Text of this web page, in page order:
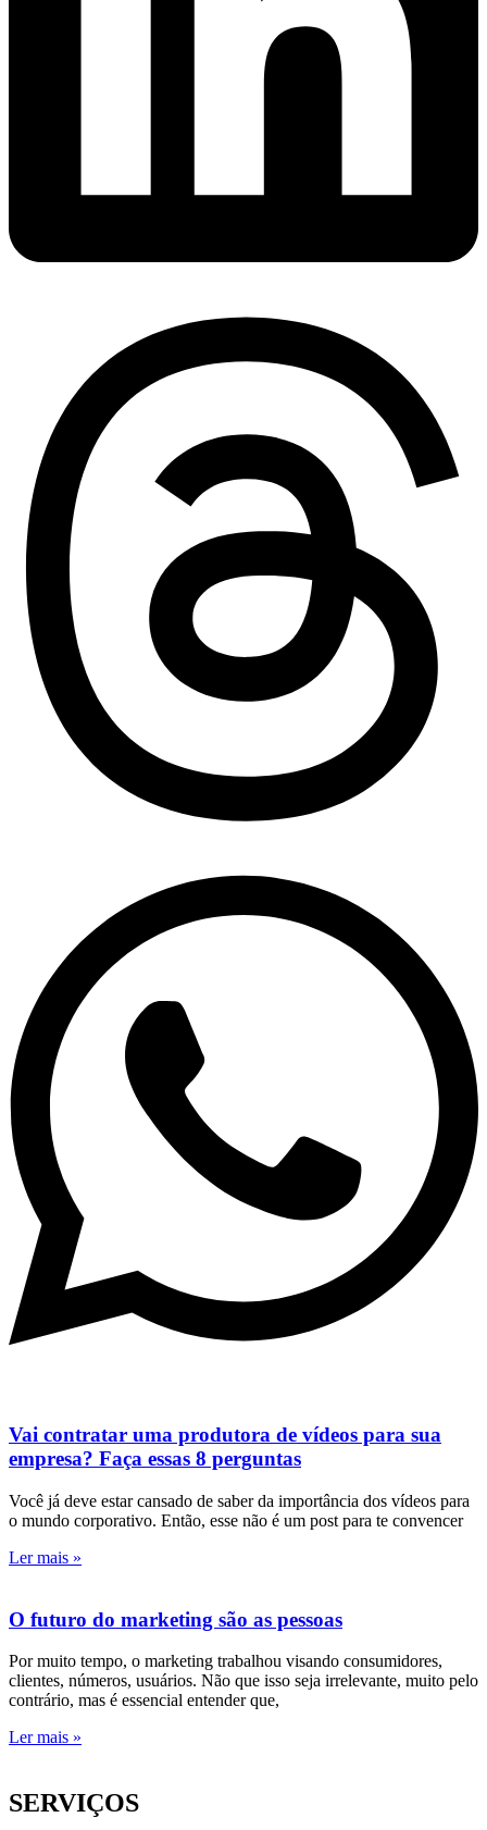
Vai contratar uma produtora de vídeos para sua
empresa? Faça essas 8 perguntas
Você já deve estar cansado de saber da importância dos vídeos para
o mundo corporativo. Então, esse não é um post para te convencer
Ler mais »
O futuro do marketing são as pessoas
Por muito tempo, o marketing trabalhou visando consumidores,
clientes, números, usuários. Não que isso seja irrelevante, muito pelo
contrário, mas é essencial entender que,
Ler mais »
SERVIÇOS